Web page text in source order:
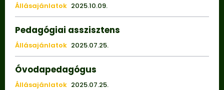
Állásajánlatok 2025.10.09.
Pedagógiai asszisztens
Állásajánlatok 2025.07.25.
Óvodapedagógus
Állásajánlatok 2025.07.25.